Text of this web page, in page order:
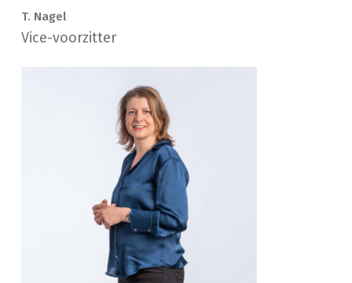
T. Nagel
Vice-voorzitter